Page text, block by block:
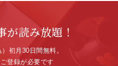
が読み放題！
初月30日間無料。
登録が必要です